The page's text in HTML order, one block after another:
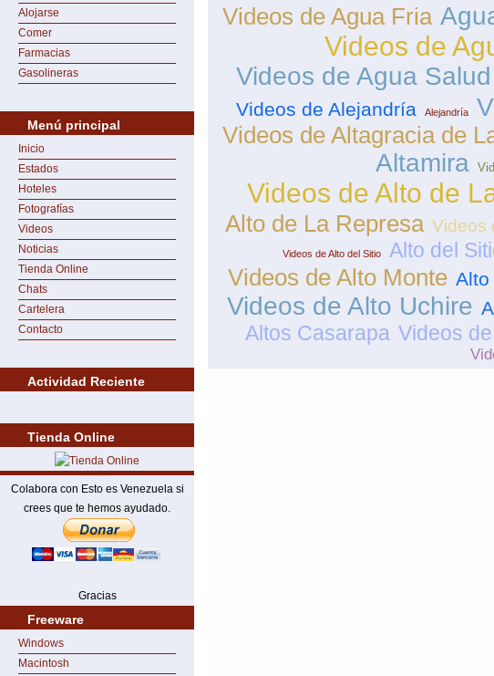
Alojarse
Comer
Farmacias
Gasolineras
Menú principal
Inicio
Estados
Hoteles
Fotografías
Videos
Noticias
Tienda Online
Chats
Cartelera
Contacto
Actividad Reciente
Tienda Online
Colabora con Esto es Venezuela si
crees que te hemos ayudado.
Gracias
Freeware
Windows
Macintosh
Videos de Agua Fria
Videos de
Videos de Agua Salud
Videos de Alejandría Alejandría
Videos de Altagracia de
Altamira
Videos de Alto de
Alto de La Represa Videos
Videos de Alto del Sitio Alto del
Videos de Alto Monte Alto
Videos de Alto Uchire
Altos Casarapa Videos